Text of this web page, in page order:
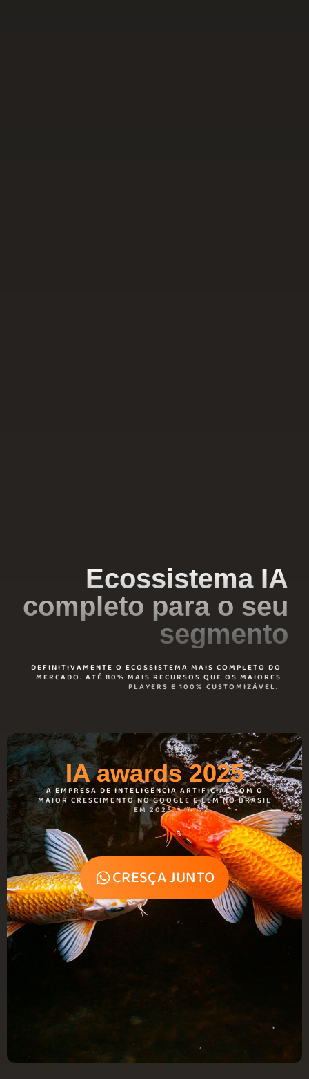
Ecossistema IA
completo para o seu
segmento
DEFINITIVAMENTE O ECOSSISTEMA MAIS COMPLETO DO
MERCADO. ATÉ 80% MAIS RECURSOS QUE OS MAIORES
PLAYERS E 100% CUSTOMIZÁVEL.
IA awards 2025
A EMPRESA DE INTELIGÊNCIA ARTIFICIAL COM O
MAIOR CRESCIMENTO NO GOOGLE E LLM NO BRASIL
EM 2025.
CRESÇA JUNTO